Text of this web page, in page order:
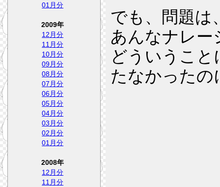
でも、問題は
あんなナレー
どういうこ
たなかったの
01月分
2009年
12月分
11月分
10月分
09月分
08月分
07月分
06月分
05月分
04月分
03月分
02月分
01月分
2008年
12月分
11月分